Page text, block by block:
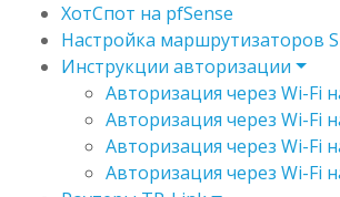
ХотСпот на pfSense
Настройка маршрутизаторов
Инструкции авторизации
Авторизация через Wi-Fi
Авторизация через Wi-Fi
Авторизация через Wi-Fi
Авторизация через Wi-Fi